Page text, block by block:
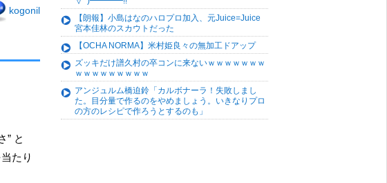
kogonil
たり
【朗報】小島はなのハロプロ加入、元Juice=Juice
宮本佳林のスカウトだった
【OCHA NORMA】米村姫良々の無加工ドアップ
ズッキだけ譜久村の卒コンに来ないｗｗｗｗｗｗｗ
ｗｗｗｗｗｗｗｗｗ
アンジュルム橋迫鈴「カルボナーラ！失敗しまし
た。目分量で作るのをやめましょう。いきなりプロ
の方のレシピで作ろうとするのも」